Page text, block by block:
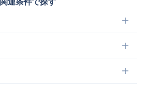
関連条件で探す